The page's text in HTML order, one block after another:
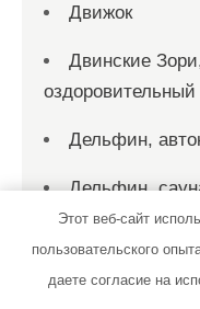
Движок
Двинские
оздоровительный
Дельфин,
Дельфин,
Джонка, центр
Этот веб-сайт
пользовательского
даете согласие на